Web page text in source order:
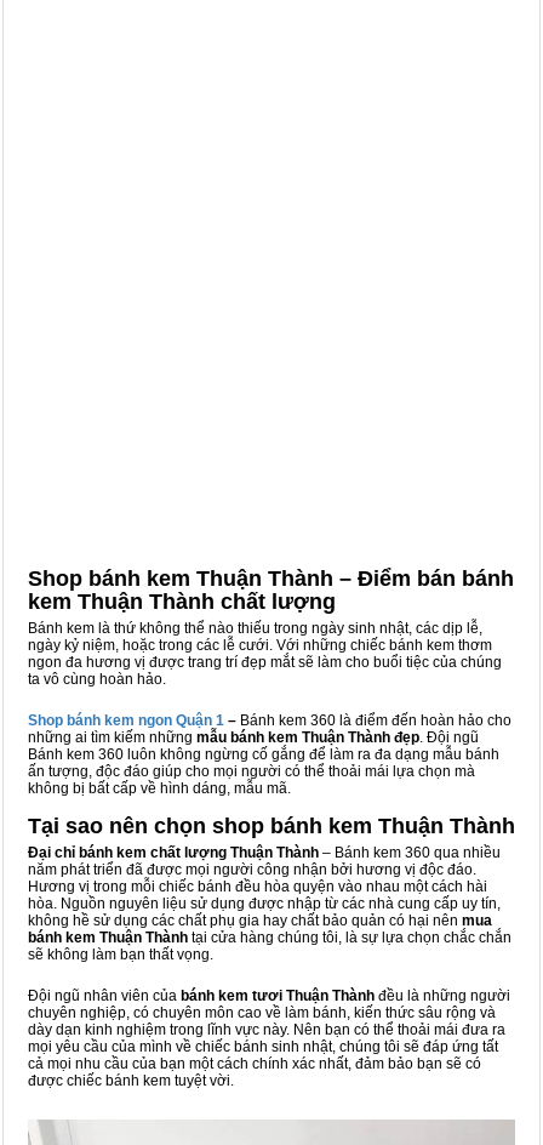
Shop bánh kem Thuận Thành – Điểm bán bánh
kem Thuận Thành chất lượng
Bánh kem là thứ không thể nào thiếu trong ngày sinh nhật, các dịp lễ,
ngày kỷ niệm, hoặc trong các lễ cưới. Với những chiếc bánh kem thơm
ngon đa hương vị được trang trí đẹp mắt sẽ làm cho buổi tiệc của chúng
ta vô cùng hoàn hảo.
Shop bánh kem ngon Quận 1 – Bánh kem 360 là điểm đến hoàn hảo cho
những ai tìm kiếm những mẫu bánh kem Thuận Thành đẹp. Đội ngũ
Bánh kem 360 luôn không ngừng cố gắng để làm ra đa dạng mẫu bánh
ấn tượng, độc đáo giúp cho mọi người có thể thoải mái lựa chọn mà
không bị bất cấp về hình dáng, mẫu mã.
Tại sao nên chọn shop bánh kem Thuận Thành
Đại chỉ bánh kem chất lượng Thuận Thành – Bánh kem 360 qua nhiều
năm phát triển đã được mọi người công nhận bởi hương vị độc đáo.
Hương vị trong mỗi chiếc bánh đều hòa quyện vào nhau một cách hài
hòa. Nguồn nguyên liệu sử dụng được nhập từ các nhà cung cấp uy tín,
không hề sử dụng các chất phụ gia hay chất bảo quản có hại nên mua
bánh kem Thuận Thành tại cửa hàng chúng tôi, là sự lựa chọn chắc chắn
sẽ không làm bạn thất vọng.
Đội ngũ nhân viên của bánh kem tươi Thuận Thành đều là những người
chuyên nghiệp, có chuyên môn cao về làm bánh, kiến thức sâu rộng và
dày dạn kinh nghiệm trong lĩnh vực này. Nên bạn có thể thoải mái đưa ra
mọi yêu cầu của mình về chiếc bánh sinh nhật, chúng tôi sẽ đáp ứng tất
cả mọi nhu cầu của bạn một cách chính xác nhất, đảm bảo bạn sẽ có
được chiếc bánh kem tuyệt vời.